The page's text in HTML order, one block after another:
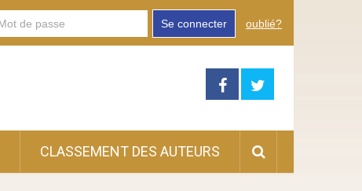
Se connecter oublié?
CLASSEMENT DES AUTEURS